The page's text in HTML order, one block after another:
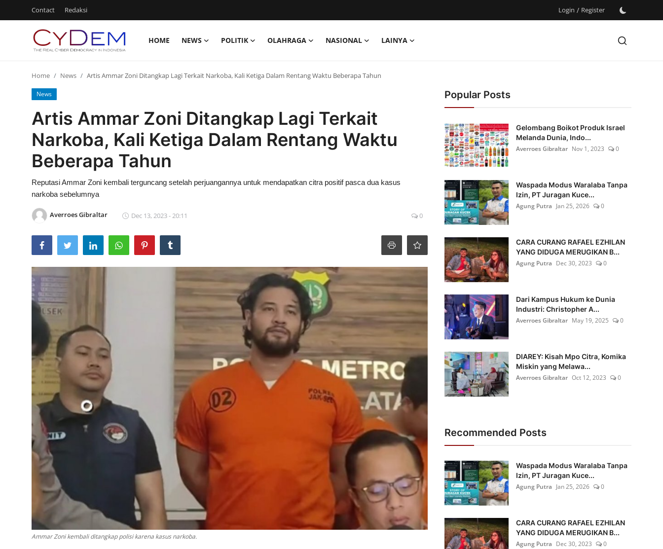
Contact Redaksi Login / Register
HOME NEWS POLITIK OLAHRAGA NASIONAL
LAINYA
Login
Register
Contact
Redaksi
Olahraga
Nasional
Home News Artis Ammar Zoni Ditangkap Lagi Terkait Narkoba, Kali Ketiga Dalam Rentang Waktu Beberapa Tahun
News
Artis Ammar Zoni Ditangkap Lagi Terkait
Narkoba, Kali Ketiga Dalam Rentang Waktu
Beberapa Tahun
Reputasi Ammar Zoni kembali terguncang setelah perjuangannya untuk mendapatkan citra positif pasca dua kasus
narkoba sebelumnya
Averroes Gibraltar Dec 13, 2023 - 20:11 0
Ammar Zoni kembali ditangkap polisi karena kasus narkoba.
Popular Posts
Gelombang Boikot Produk Israel
Melanda Dunia, Indo...
Averroes Gibraltar Nov 1, 2023 0
Waspada Modus Waralaba Tanpa
Izin, PT Juragan Kuce...
Agung Putra Jan 25, 2026 0
CARA CURANG RAFAEL EZHILAN
YANG DIDUGA MERUGIKAN B...
Agung Putra Dec 30, 2023 0
Dari Kampus Hukum ke Dunia
Industri: Christopher A...
Averroes Gibraltar May 19, 2025 0
DIAREY: Kisah Mpo Citra, Komika
Miskin yang Melawa...
Averroes Gibraltar Oct 12, 2023 0
Recommended Posts
Waspada Modus Waralaba Tanpa
Izin, PT Juragan Kuce...
Agung Putra Jan 25, 2026 0
CARA CURANG RAFAEL EZHILAN
YANG DIDUGA MERUGIKAN B...
Agung Putra Dec 30, 2023 0